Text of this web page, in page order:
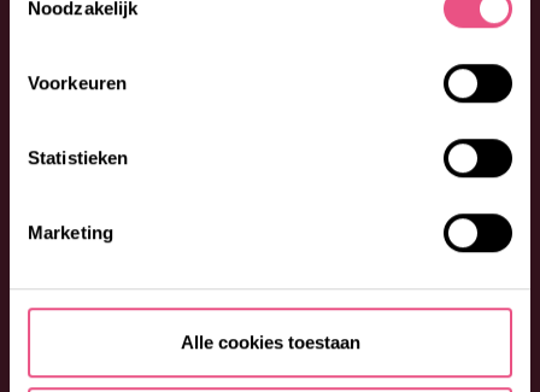
Noodzakelijk
Voorkeuren
Statistieken
Marketing
Alle cookies toestaan